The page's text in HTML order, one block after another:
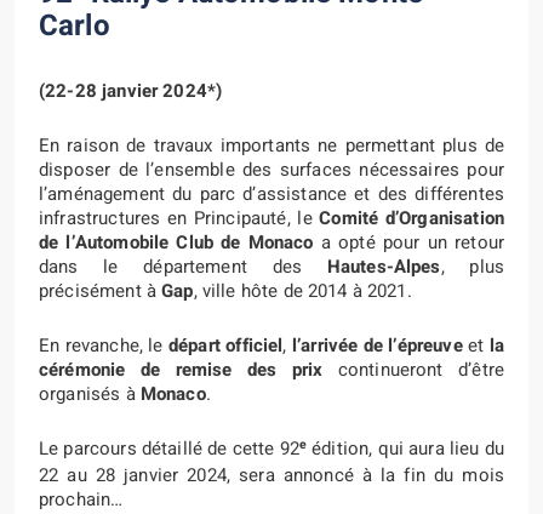
Carlo
(22-28 janvier 2024*)
En raison de travaux importants ne permettant plus de
disposer de l’ensemble des surfaces nécessaires pour
l’aménagement du parc d’assistance et des différentes
infrastructures en Principauté, leComité d’Organisation
de l’Automobile Club de Monaco a opté pour un retour
dans le département des Hautes-Alpes, plus
précisément àGap, ville hôte de 2014 à 2021.
En revanche, le départ officiel, l’arrivée de l’épreuveet la
cérémonie de remise des prix continueront d’être
organisés à Monaco.
Le parcours détaillé de cette 92e édition, qui aura lieu du
22 au 28 janvier 2024, sera annoncé à la fin du mois
prochain…